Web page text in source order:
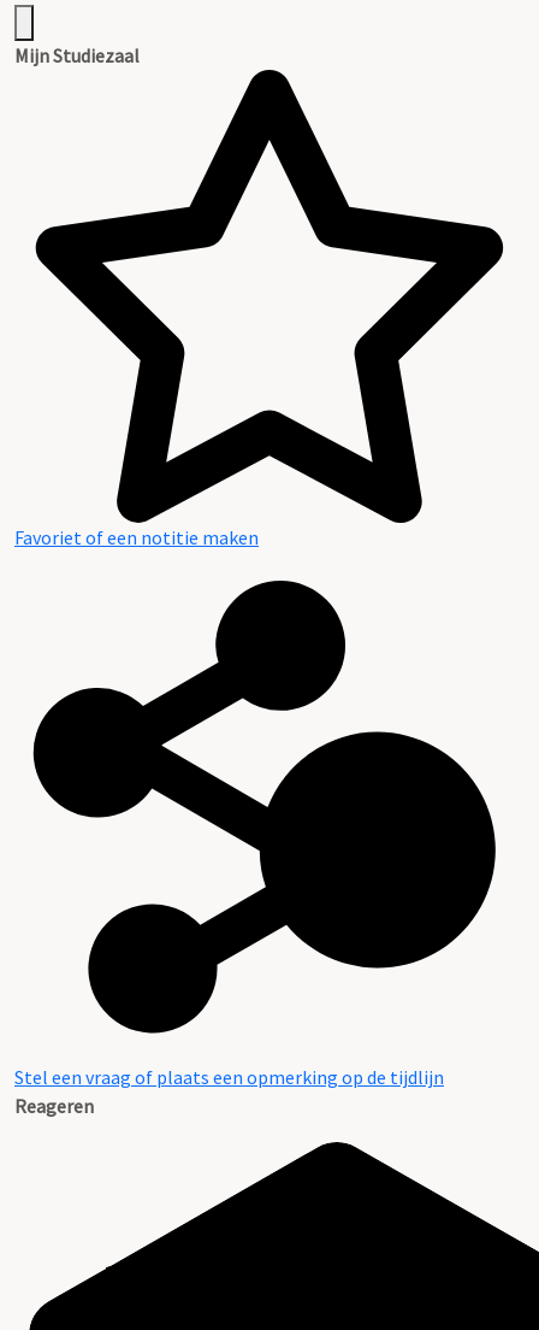
Mijn Studiezaal
Favoriet of een notitie maken
Stel een vraag of plaats een opmerking op de tijdlijn
Reageren